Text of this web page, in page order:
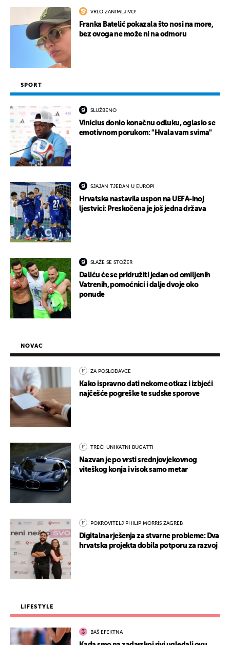
VRLO ZANIMLJIVO!
Franka Batelić pokazala što nosi na more,
bez ovoga ne može ni na odmoru
SPORT
SLUŽBENO
Vinicius donio konačnu odluku, oglasio se
emotivnom porukom: "Hvala vam svima"
SJAJAN TJEDAN U EUROPI
Hrvatska nastavila uspon na UEFA-inoj
ljestvici: Preskočena je još jedna država
SLAŽE SE STOŽER
Daliću će se pridružiti jedan od omiljenih
Vatrenih, pomoćnici i dalje dvoje oko
ponude
NOVAC
ZA POSLODAVCE
Kako ispravno dati nekome otkaz i izbjeći
najčešće pogreške te sudske sporove
TREĆI UNIKATNI BUGATTI
Nazvan je po vrsti srednjovjekovnog
viteškog konja i visok samo metar
POKROVITELJ PHILIP MORRIS ZAGREB
Digitalna rješenja za stvarne probleme: Dva
hrvatska projekta dobila potporu za razvoj
LIFESTYLE
BAŠ EFEKTNA